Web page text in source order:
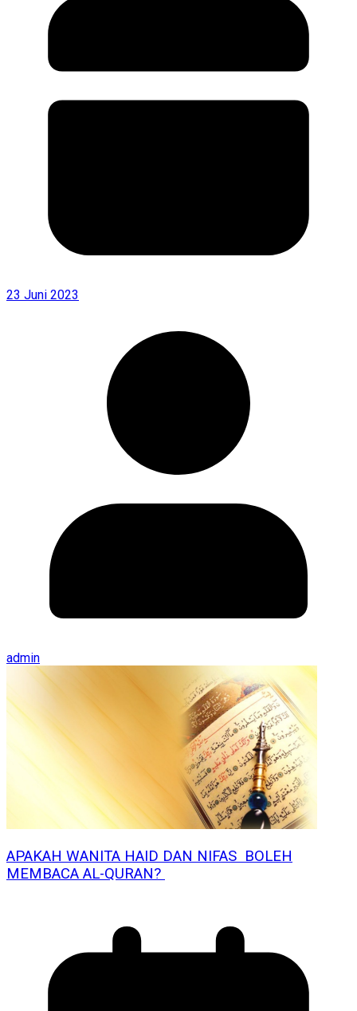
23 Juni 2023
admin
APAKAH WANITA HAID DAN NIFAS BOLEH
MEMBACA AL-QURAN?